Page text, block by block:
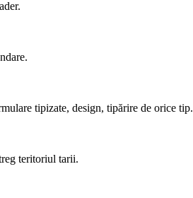
tipizate, design, tipărire de orice tip.
teritoriul tarii.